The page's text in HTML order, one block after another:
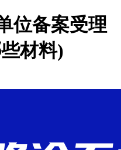
位备案受理
材料)